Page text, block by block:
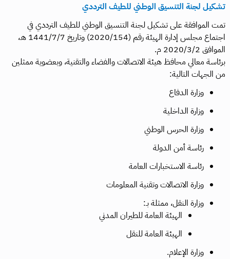
تشكيل لجنة التنسيق الوطني للطيف الترددي
تمت الموافقة على تشكيل لجنة التنسيق الوطني للطيف الترددي في
اجتماع مجلس إدارة الهيئة رقم (2020/154) وتاريخ 1441/7/7 هـ،
الموافق 2020/3/2 م​.
برئاسة معالي محافظ هيئة الاتصالات والفضاء والتقنية، وبعضوية ممثلين
من الجهات التالية:
وزارة الدفاع
وزارة الداخلية
وزارة الحرس الوطني
رئاسة أمن الدولة
رئاسة الاستخبارات العامة
وزارة الاتصالات وتقنية المعلومات
وزارة النقل، ممثلة بـ:
الهيئة العامة للطيران المدني
الهيئة العامة للنقل
وزارة الإعلام.